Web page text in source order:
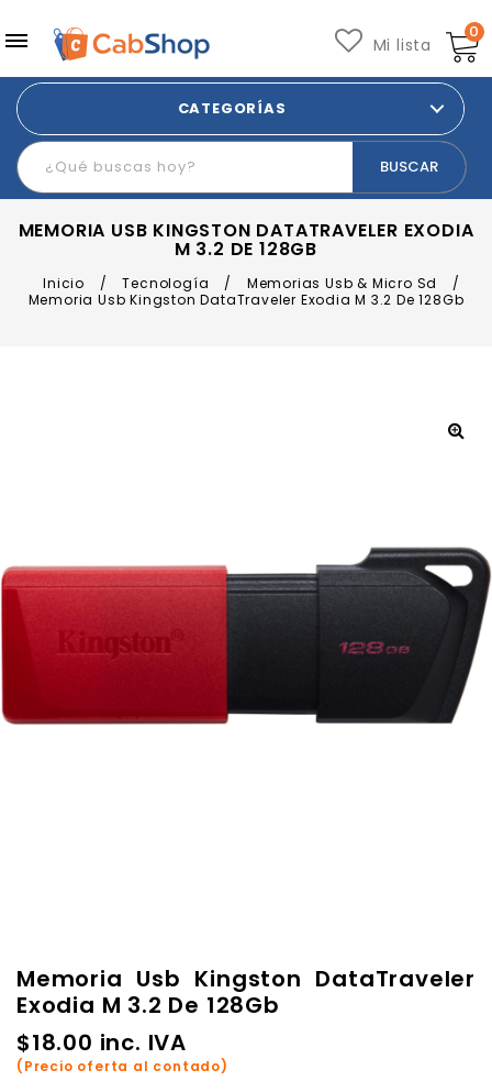
0
Mi lista
CATEGORÍAS
MEMORIA USB KINGSTON DATATRAVELER EXODIA
M 3.2 DE 128GB
Inicio / Tecnología / Memorias Usb & Micro Sd
/
Memoria Usb Kingston DataTraveler Exodia M 3.2 De 128Gb
Memoria Usb Kingston DataTraveler
Exodia M 3.2 De 128Gb
$18.00 inc. IVA
(Precio oferta al contado)